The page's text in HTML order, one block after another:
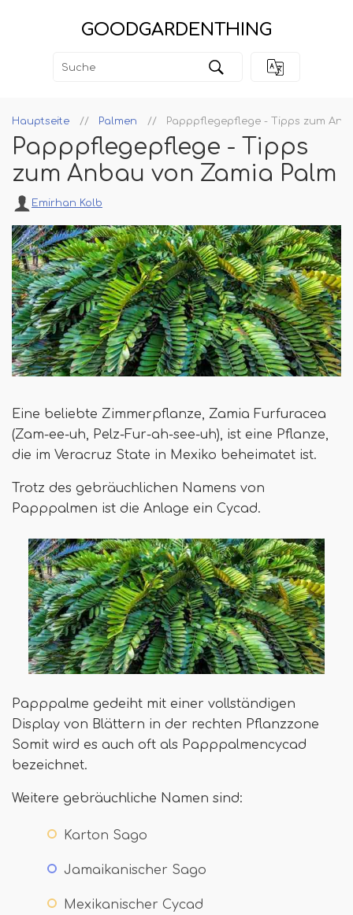
GOODGARDENTHING
Hauptseite Palmen Papppflegepflege - Tipps zum
Papppflegepflege - Tipps
zum Anbau von Zamia Palm
Emirhan Kolb
Eine beliebte Zimmerpflanze, Zamia Furfuracea
(Zam-ee-uh, Pelz-Fur-ah-see-uh), ist eine Pflanze,
die im Veracruz State in Mexiko beheimatet ist.
Trotz des gebräuchlichen Namens von
Papppalmen ist die Anlage ein Cycad.
Papppalme gedeiht mit einer vollständigen
Display von Blättern in der rechten Pflanzzone
Somit wird es auch oft als Papppalmencycad
bezeichnet.
Weitere gebräuchliche Namen sind:
Karton Sago
Jamaikanischer Sago
Mexikanischer Cycad